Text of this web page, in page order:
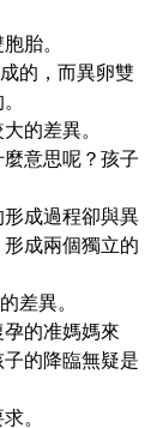
胎。
的，而異卵雙
的差異。
意思呢？孩子
成過程卻與異
成兩個獨立的
差異。
的准媽媽來
的降臨無疑是
。